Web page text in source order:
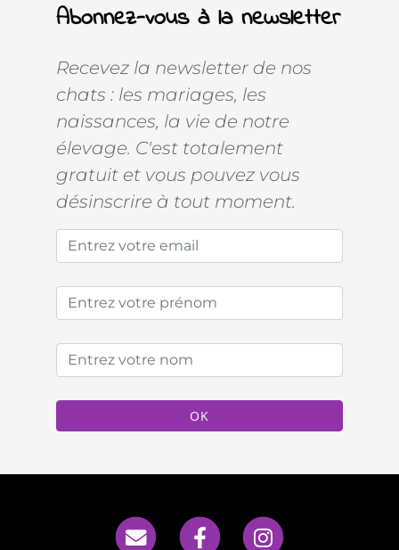
Abonnez-vous à la newsletter
Recevez la newsletter de nos
chats : les mariages, les
naissances, la vie de notre
élevage. C'est totalement
gratuit et vous pouvez vous
désinscrire à tout moment.
OK